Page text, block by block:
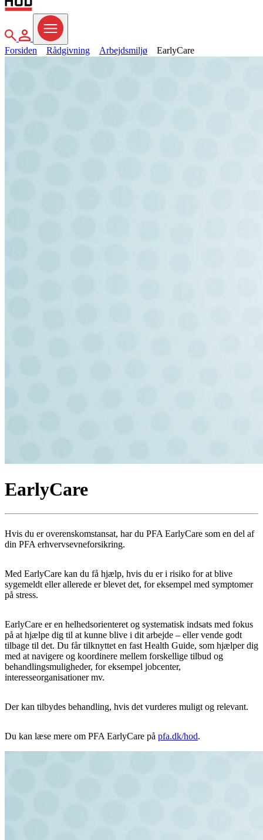
MitHOD
Menu
Forsiden Rådgivning Arbejdsmiljø EarlyCare
EarlyCare
Hvis du er overenskomstansat, har du PFA EarlyCare som en del af
din PFA erhvervsevneforsikring.
Med EarlyCare kan du få hjælp, hvis du er i risiko for at blive
sygemeldt eller allerede er blevet det, for eksempel med symptomer
på stress.
EarlyCare er en helhedsorienteret og systematisk indsats med fokus
på at hjælpe dig til at kunne blive i dit arbejde – eller vende godt
tilbage til det. Du får tilknyttet en fast Health Guide, som hjælper dig
med at navigere og koordinere mellem forskellige tilbud og
behandlingsmuligheder, for eksempel jobcenter,
interesseorganisationer mv.
Der kan tilbydes behandling, hvis det vurderes muligt og relevant.
Du kan læse mere om PFA EarlyCare på pfa.dk/hod.